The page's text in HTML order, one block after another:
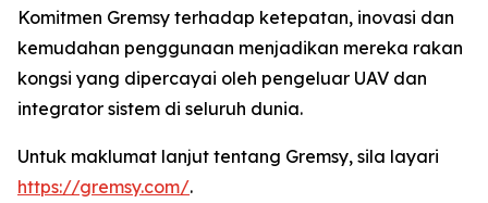
Komitmen Gremsy terhadap ketepatan, inovasi dan
kemudahan penggunaan menjadikan mereka rakan
kongsi yang dipercayai oleh pengeluar UAV dan
integrator sistem di seluruh dunia.
Untuk maklumat lanjut tentang Gremsy, sila layari
https://gremsy.com/.